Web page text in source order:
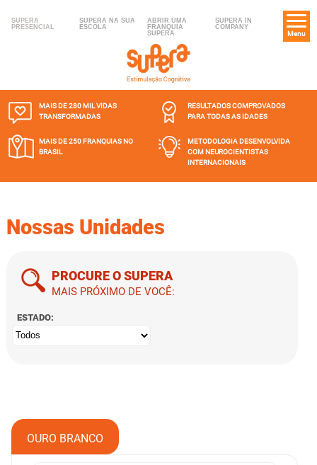
SUPERA
PRESENCIAL
SUPERA NA SUA
ESCOLA
ABRIR UMA
FRANQUIA
SUPERA
SUPERA IN
COMPANY
Menu
MAIS DE 280 MILVIDAS
TRANSFORMADAS
RESULTADOS COMPROVADOS
PARA TODAS AS IDADES
MAIS DE 250 FRANQUIASNO
BRASIL
METODOLOGIA DESENVOLVIDA
COM NEUROCIENTISTAS
INTERNACIONAIS
Nossas Unidades
PROCURE O SUPERA
MAIS PRÓXIMO DE VOCÊ:
ESTADO:
OURO BRANCO